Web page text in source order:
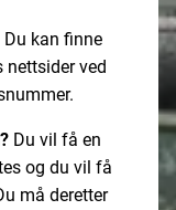
Du kan finne
nettsider ved
Du vil få en
og du vil få
må deretter